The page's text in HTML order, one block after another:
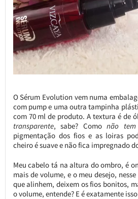
O Sérum Evolution vem numa
com pump e uma outra tampinha
com 70 ml de produto. A textura é de
transparente, sabe? Comonão
pigmentação dos fios e as loiras
cheiro é suave e não fica impregnado
Meu cabelo tá na altura do ombro, é
mais de volume, e o meu desejo,
que alinhem, deixem os fios bonitos,
o volume, entende? E é exatamente